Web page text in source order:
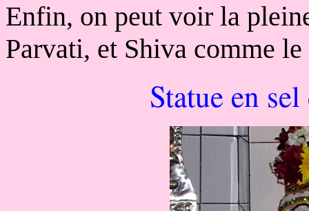
Enfin, on peut voir la
Parvati, et Shiva comme
Statue en